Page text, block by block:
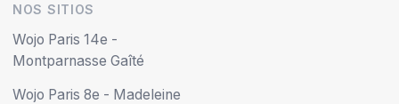
NOS SITIOS
Wojo Paris 14e -
Montparnasse Gaîté
Wojo Paris 8e - Madeleine